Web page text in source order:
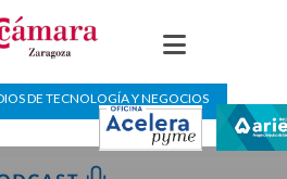
“innovacion”
DE TECNOLOGÍA Y NEGOCIOS